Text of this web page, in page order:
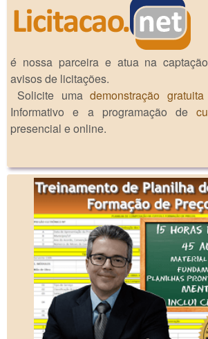
é nossa parceira e atua na
avisos de licitações.
Solicite umademonstração gratuita
Informativo e a programação de
presencial e online.